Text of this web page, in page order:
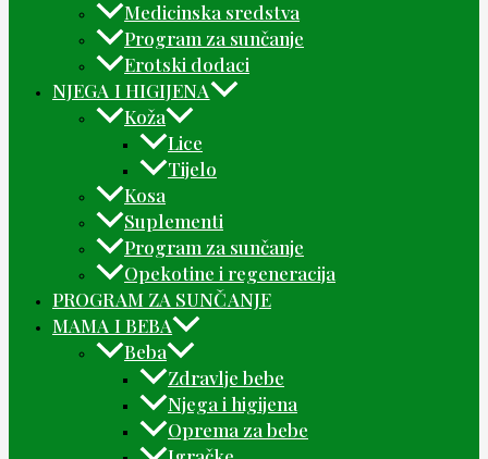
Medicinska sredstva
Program za sunčanje
Erotski dodaci
NJEGA I HIGIJENA
Koža
Lice
Tijelo
Kosa
Suplementi
Program za sunčanje
Opekotine i regeneracija
PROGRAM ZA SUNČANJE
MAMA I BEBA
Beba
Zdravlje bebe
Njega i higijena
Oprema za bebe